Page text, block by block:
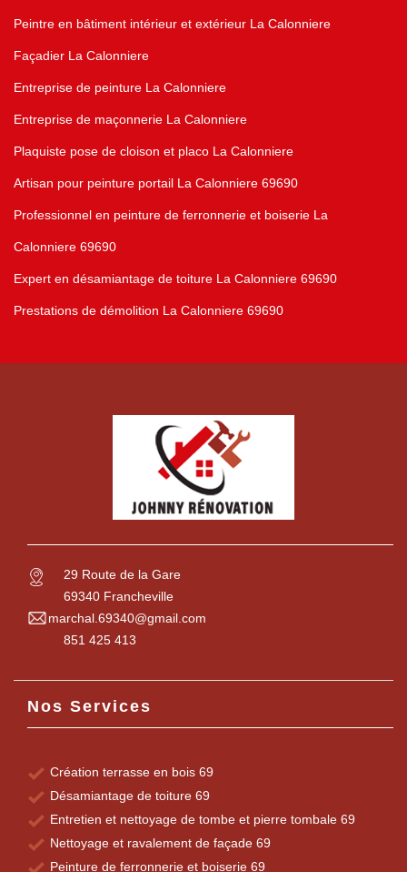
Peintre en bâtiment intérieur et extérieur La Calonniere
Façadier La Calonniere
Entreprise de peinture La Calonniere
Entreprise de maçonnerie La Calonniere
Plaquiste pose de cloison et placo La Calonniere
Artisan pour peinture portail La Calonniere 69690
Professionnel en peinture de ferronnerie et boiserie La
Calonniere 69690
Expert en désamiantage de toiture La Calonniere 69690
Prestations de démolition La Calonniere 69690
29 Route de la Gare
69340 Francheville
marchal.69340@gmail.com
851 425 413
Nos Services
Création terrasse en bois 69
Désamiantage de toiture 69
Entretien et nettoyage de tombe et pierre tombale 69
Nettoyage et ravalement de façade 69
Peinture de ferronnerie et boiserie 69